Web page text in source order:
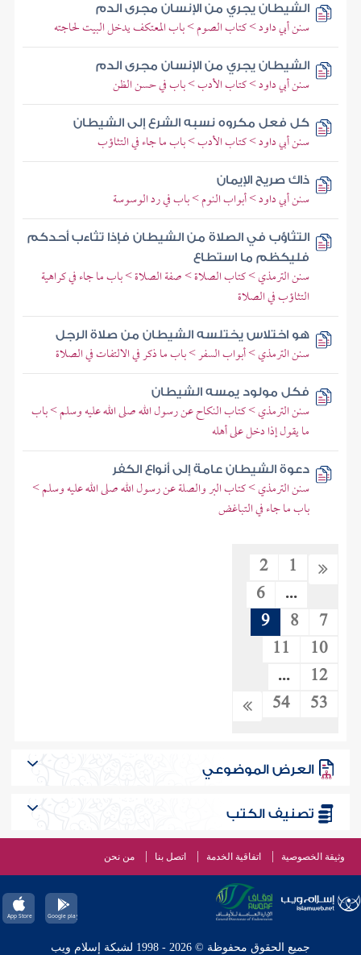
الشيطان يجري من الإنسان مجرى الدم
سنن أبي داود > كتاب الصوم > باب المعتكف يدخل البيت لحاجته
الشيطان يجري من الإنسان مجرى الدم
سنن أبي داود > كتاب الأدب > باب في حسن الظن
كل فعل مكروه نسبه الشرع إلى الشيطان
سنن أبي داود > كتاب الأدب > باب ما جاء في التثاؤب
ذاك صريح الإيمان
سنن أبي داود > أبواب النوم > باب في رد الوسوسة
التثاؤب في الصلاة من الشيطان فإذا تثاءب أحدكم
فليكظم ما استطاع
سنن الترمذي > كتاب الصلاة > صفة الصلاة > باب ما جاء في كراهية
التثاؤب في الصلاة
هو اختلاس يختلسه الشيطان من صلاة الرجل
سنن الترمذي > أبواب السفر > باب ما ذكر في الالتفات في الصلاة
فكل مولود يمسه الشيطان
سنن الترمذي > كتاب النكاح عن رسول الله صلى الله عليه وسلم > باب
ما يقول إذا دخل على أهله
دعوة الشيطان عامة إلى أنواع الكفر
سنن الترمذي > كتاب البر والصلة عن رسول الله صلى الله عليه وسلم >
باب ما جاء في التباغض
1
2
...
6
7
8
9
10
11
12
...
53
54
العرض الموضوعي
تصنيف الكتب
وثيقة الخصوصية اتفاقية الخدمة اتصل بنا من نحن
جميع الحقوق محفوظة © 2026 - 1998 لشبكة إسلام ويب